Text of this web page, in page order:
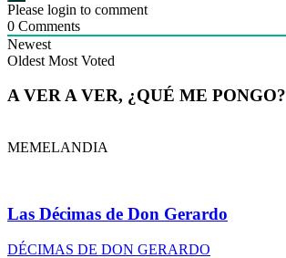
Please login to comment
0 Comments
Newest
Oldest Most Voted
A VER A VER, ¿QUÉ ME PONGO?
MEMELANDIA
Las Décimas de Don Gerardo
DÉCIMAS DE DON GERARDO